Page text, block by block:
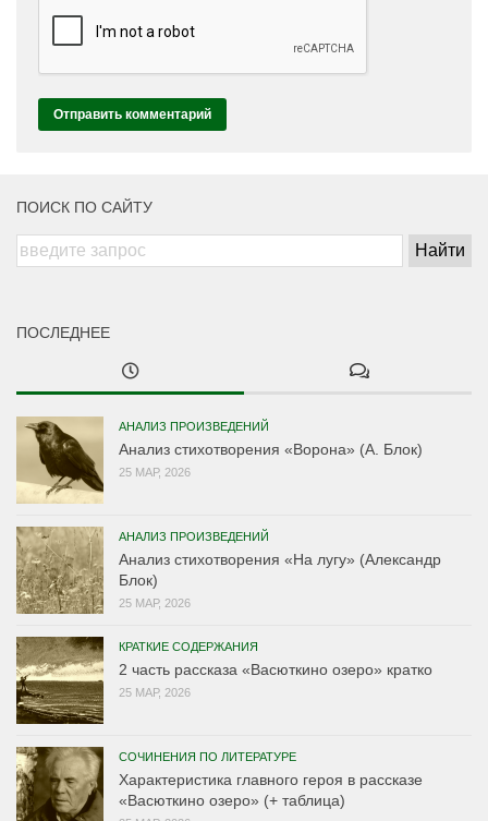
ПОИСК ПО САЙТУ
ПОСЛЕДНЕЕ
АНАЛИЗ ПРОИЗВЕДЕНИЙ
Анализ стихотворения «Ворона» (А. Блок)
25 МАР, 2026
АНАЛИЗ ПРОИЗВЕДЕНИЙ
Анализ стихотворения «На лугу» (Александр
Блок)
25 МАР, 2026
КРАТКИЕ СОДЕРЖАНИЯ
2 часть рассказа «Васюткино озеро» кратко
25 МАР, 2026
СОЧИНЕНИЯ ПО ЛИТЕРАТУРЕ
Характеристика главного героя в рассказе
«Васюткино озеро» (+ таблица)